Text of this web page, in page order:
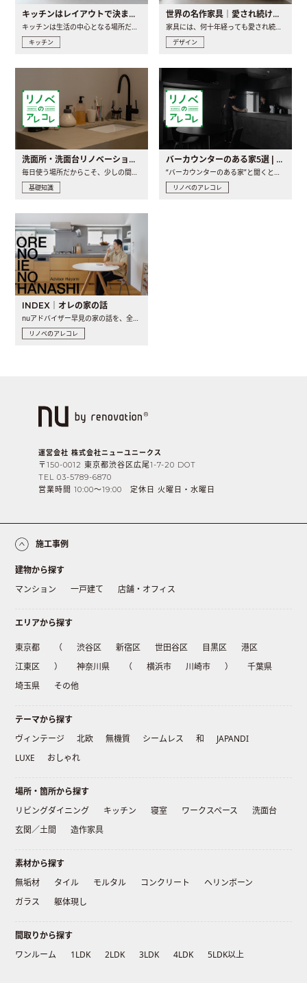
キッチンはレイアウトで決まる。後悔しないための考え方と選び方
キッチンは生活の中心となる場所だからこそ、家の中のどこに置..
キッチン
世界の名作家具｜愛され続ける理由と一生モノとの出会い方
家具には、何十年経っても愛され続ける「名作」と呼ばれるもの..
デザイン
洗面所・洗面台リノベーションの事例と間取りアイデア
毎日使う場所だからこそ、少しの間取りの工夫や素材の選び方で..
基礎知識
バーカウンターのある家5選 | 日常に馴染む“距離の近い”キッチンとは
“バーカウンターのある家”と聞くと、少し特別な、大人のための..
リノベのアレコレ
INDEX｜オレの家の話
nuアドバイザー早見の家の話を、全4話でお届け。リノベーションを..
リノベのアレコレ
運営会社 株式会社ニューユニークス
〒150-0012 東京都渋谷区広尾1-7-20 DOT
TEL 03-5789-6870
営業時間 10:00〜19:00 定休日 火曜日・水曜日
施工事例
建物から探す
マンション
一戸建て 店舗・オフィス
エリアから探す
東京都 （ 渋谷区 新宿区 世田谷区 目黒区
港区
江東区
） 神奈川県 （ 横浜市 川崎市 ）
千葉県
埼玉県
その他
テーマから探す
ヴィンテージ
北欧 無機質 シームレス 和
JAPANDI
LUXE
おしゃれ
場所・箇所から探す
リビングダイニング
キッチン 寝室 ワークスペース
洗面台
玄関／土間
造作家具
素材から探す
無垢材
タイル モルタル コンクリート
ヘリンボーン
ガラス
躯体現し
間取りから探す
ワンルーム
1LDK 2LDK 3LDK 4LDK 5LDK以上